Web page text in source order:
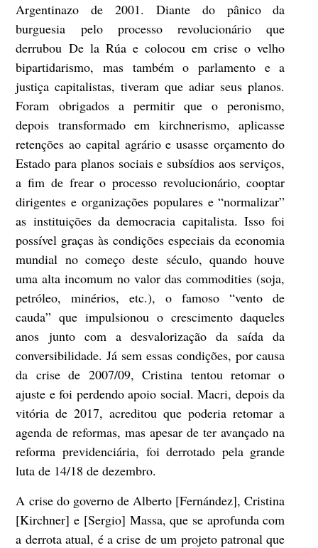
Argentinazo de 2001. Diante do pânico da
burguesia pelo processo revolucionário que
derrubou De la Rúa e colocou em crise o velho
bipartidarismo, mas também o parlamento e a
justiça capitalistas, tiveram que adiar seus planos.
Foram obrigados a permitir que o peronismo,
depois transformado em kirchnerismo, aplicasse
retenções ao capital agrário e usasse orçamento do
Estado para planos sociais e subsídios aos serviços,
a fim de frear o processo revolucionário, cooptar
dirigentes e organizações populares e “normalizar”
as instituições da democracia capitalista. Isso foi
possível graças às condições especiais da economia
mundial no começo deste século, quando houve
uma alta incomum no valor das commodities (soja,
petróleo, minérios, etc.), o famoso “vento de
cauda” que impulsionou o crescimento daqueles
anos junto com a desvalorização da saída da
conversibilidade. Já sem essas condições, por causa
da crise de 2007/09, Cristina tentou retomar o
ajuste e foi perdendo apoio social. Macri, depois da
vitória de 2017, acreditou que poderia retomar a
agenda de reformas, mas apesar de ter avançado na
reforma previdenciária, foi derrotado pela grande
luta de 14/18 de dezembro.
A crise do governo de Alberto [Fernández], Cristina
[Kirchner] e [Sergio] Massa, que se aprofunda com
a derrota atual, é a crise de um projeto patronal que